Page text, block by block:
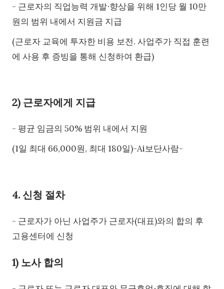
- 근로자의 직업능력 개발∙향상을 위해 1인당 월 10만
원의 범위 내에서 지원금 지급
(근로자 교육에 투자한 비용 보전. 사업주가 직접 훈련
에 사용 후 증빙을 통해 신청하여 환급)
2) 근로자에게 지급
- 평균 임금의 50% 범위 내에서 지원
(1일 최대 66,000원, 최대 180일)-Ai보단사람-
4. 신청 절차
- 근로자가 아닌 사업주가 근로자(대표)와의 합의 후
고용센터에 신청
1) 노사 합의